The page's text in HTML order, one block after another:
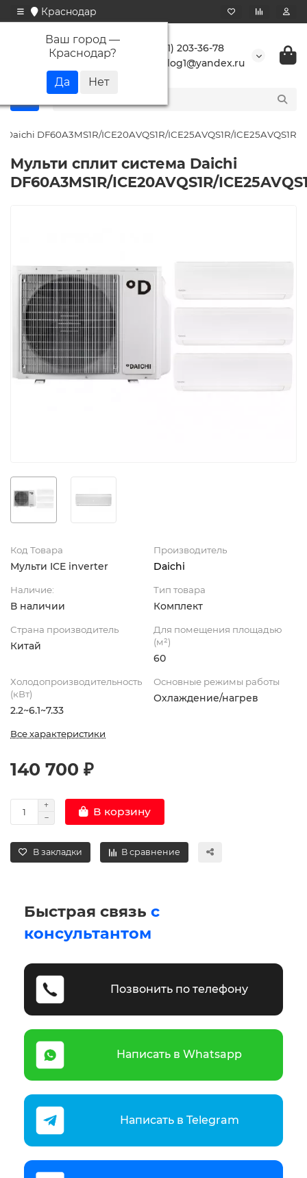
Краснодар
Ваш город —
Краснодар?
+7 (861) 203-36-78
buranlog1@yandex.ru
DF60A3MS1R/ICE20AVQS1R/ICE25AVQS1R/ICE25AVQS1R
Мульти сплит система Daichi
DF60A3MS1R/ICE20AVQS1R/
Код Товара
Мульти ICE inverter
Производитель
Daichi
Наличие:
В наличии
Тип товара
Комплект
Страна производитель
Китай
Для помещения площадью
(м²)
60
Холодопроизводительность
(кВт)
2.2~6.1~7.33
Основные режимы работы
Охлаждение/нагрев
Все характеристики
140 700 ₽
В корзину
В закладки В сравнение
Быстрая связь с
консультантом
Позвонить по телефону
Написать в Whatsapp
Написать в Telegram